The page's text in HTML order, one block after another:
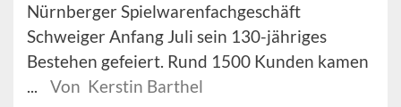
Nürnberger Spielwarenfachgeschäft
Schweiger Anfang Juli sein 130-jähriges
Bestehen gefeiert. Rund 1500 Kunden kamen
...
Von Kerstin Barthel